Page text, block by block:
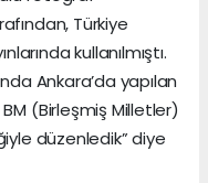
Türkiye
kullanılmıştı.
Ankara’da yapılan
BM (Birleşmiş Milletler)
düzenledik” diye